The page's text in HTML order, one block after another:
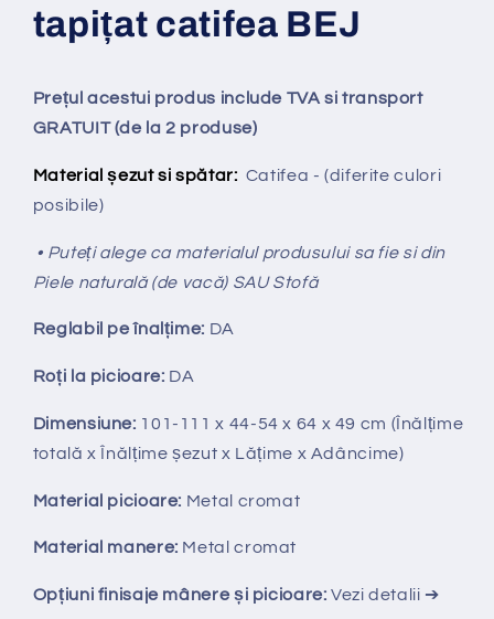
tapițat catifea BEJ
Prețul acestui produs include TVA si transport
GRATUIT (de la 2 produse)
Material șezut si spătar: Catifea - (diferite culori
posibile)
• Puteți alege ca materialul produsului sa fie si din
Piele naturală (de vacă) SAU Stofă
Reglabil peînal țime: DA
Roți la picioare: DA
Dimensiune: 101-111x 44-54 x 64 x 49 cm (Înălțime
totală x Înălțimeșezut x Lățime x Adâncime)
Material picioare: Metal cromat
Material manere: Metal cromat
Opțiuni finisaje mânere și picioare:Vezi detalii ➔